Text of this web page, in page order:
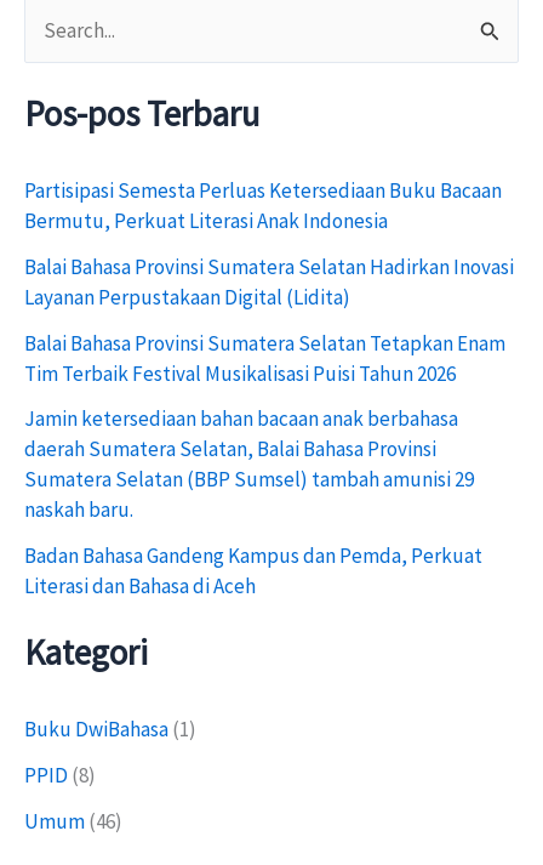
u
t
k
Pos-pos Terbaru
Partisipasi Semesta Perluas Ketersediaan Buku Bacaan
Bermutu, Perkuat Literasi Anak Indonesia
Balai Bahasa Provinsi Sumatera Selatan Hadirkan Inovasi
Layanan Perpustakaan Digital (Lidita)
Balai Bahasa Provinsi Sumatera Selatan Tetapkan Enam
Tim Terbaik Festival Musikalisasi Puisi Tahun 2026
Jamin ketersediaan bahan bacaan anak berbahasa
daerah Sumatera Selatan, Balai Bahasa Provinsi
Sumatera Selatan (BBP Sumsel) tambah amunisi 29
naskah baru.
Badan Bahasa Gandeng Kampus dan Pemda, Perkuat
Literasi dan Bahasa di Aceh
Kategori
Buku DwiBahasa(1)
PPID (8)
Umum(46)